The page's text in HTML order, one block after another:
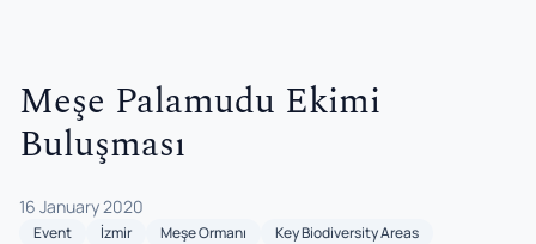
Meşe Palamudu Ekimi
Buluşması
16 January 2020
Event İzmir Meşe Ormanı Key Biodiversity Areas